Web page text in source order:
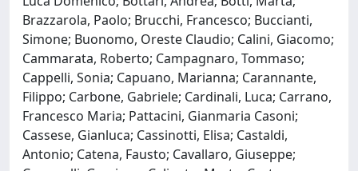
Brazzarola, Paolo; Brucchi, Francesco; Buccianti,
Simone; Buonomo, Oreste Claudio; Calini, Giacomo;
Cammarata, Roberto; Campagnaro, Tommaso;
Cappelli, Sonia; Capuano, Marianna; Carannante,
Filippo; Carbone, Gabriele; Cardinali, Luca; Carrano,
Francesco Maria; Pattacini, Gianmaria Casoni;
Cassese, Gianluca; Cassinotti, Elisa; Castaldi,
Antonio; Catena, Fausto; Cavallaro, Giuseppe;